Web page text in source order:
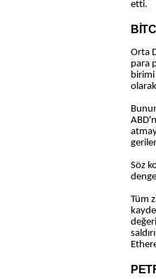
etti.
Orta
para
birimi
Söz
Tüm